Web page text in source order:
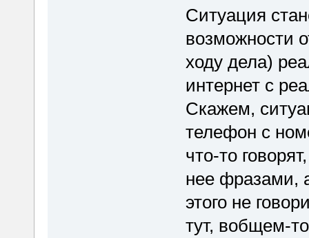
Ситуация
возможности
ходу дела)
интернет с
Скажем,
телефон с
что-то
нее фразами,
этого не
тут, вобщем-